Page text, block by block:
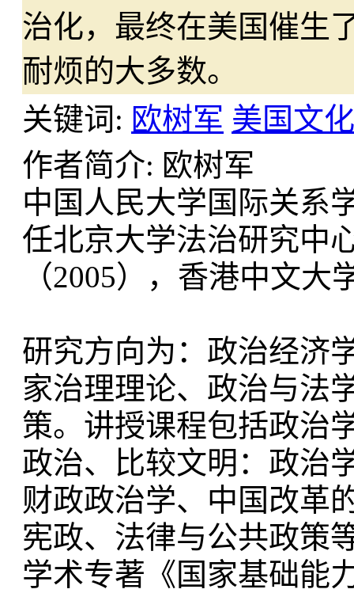
治化，最终在美国催生
耐烦的大多数。
关键词: 欧树军 美国文
作者简介: 欧树军
中国人民大学国际关系
任北京大学法治研究中
（2005），香港中文
研究方向为：政治经济
家治理理论、政治与法
策。讲授课程包括政治
政治、比较文明：政治
财政政治学、中国改革
宪政、法律与公共政策
学术专著《国家基础能